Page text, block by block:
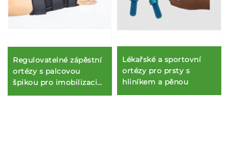
Regulovatelné zápěstní
ortézy s palcovou
špikou pro imobilizaci
natrženého zápěstního
Lékařské a sportovní
ortézy pro prsty s
hliníkem a pěnou